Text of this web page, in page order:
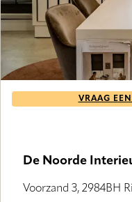
VRAAG
De Noorde
Voorzand 3, 2984BH